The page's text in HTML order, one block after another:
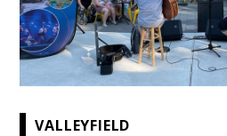
VALLEYFIELD